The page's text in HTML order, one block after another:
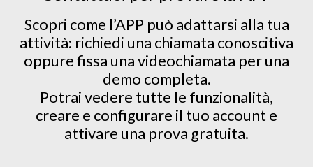
Scopri come l’APP può adattarsi alla tua
attività: richiedi una chiamata conoscitiva
oppure fissa una videochiamata per una
demo completa.
Potrai vedere tutte le funzionalità,
creare e configurare il tuo account e
attivare una prova gratuita.